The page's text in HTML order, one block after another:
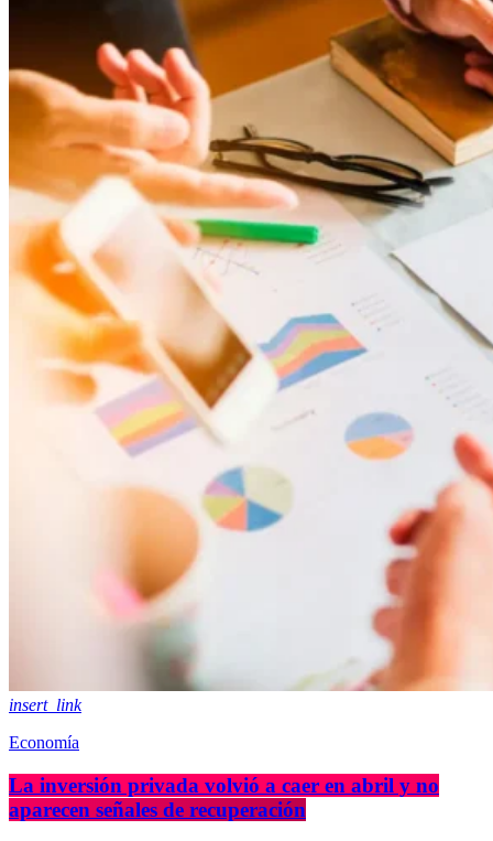
insert_link
Economía
La inversión privada volvió a caer en abril y no
aparecen señales de recuperación